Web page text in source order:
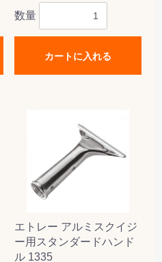
数量
カートに入れる
エトレー アルミスクイジ
ー用スタンダードハンド
ル 1335